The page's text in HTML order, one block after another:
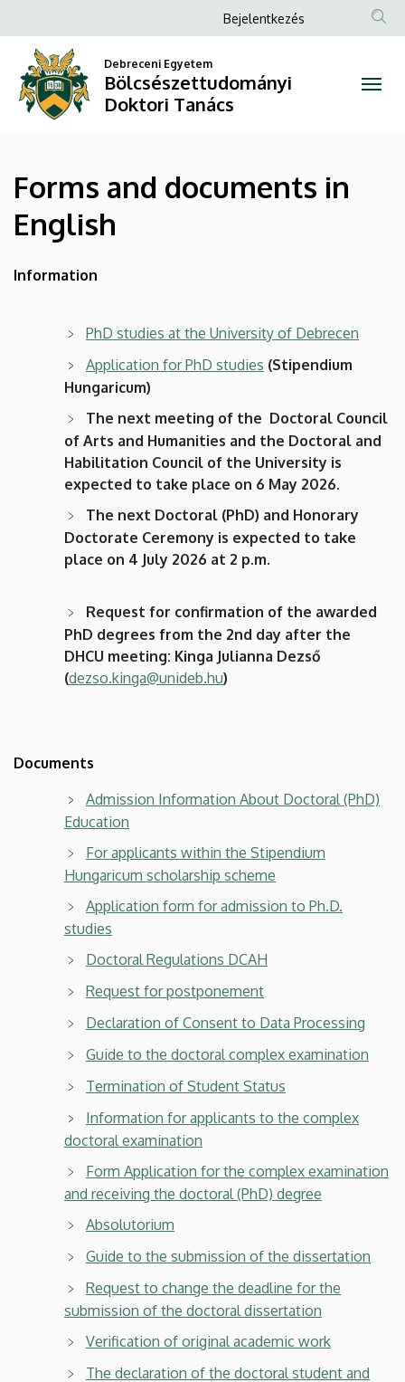
and
documents
Bölcsészettudományi
Doktori
a
tartalomra
Anonim
fiók
menüje
Bejelentkezés
Debreceni Egyetem
Bölcsészettudományi
Doktori Tanács
Forms and documents in
English
Information
PhD studies at the University of Debrecen
Application for PhD studies (Stipendium
Hungaricum)
The next meeting of the Doctoral Council
of Arts and Humanities and the Doctoral and
Habilitation Council of the University is
expected to take place on 6 May 2026.
The next Doctoral (PhD) and Honorary
Doctorate Ceremony is expected to take
place on 4 July 2026 at 2 p.m.
Request for confirmation of the awarded
PhD degrees from the 2nd day after the
DHCU meeting: Kinga Julianna Dezső
(dezso.kinga@unideb.hu)
Documents
Admission Information About Doctoral (PhD)
Education
For applicants within the Stipendium
Hungaricum scholarship scheme
Application form for admission to Ph.D.
studies
Doctoral Regulations DCAH
Request for postponement
Declaration of Consent to Data Processing
Guide to the doctoral complex examination
Termination of Student Status
Information for applicants to the complex
doctoral examination
Form Application for the complex examination
and receiving the doctoral (PhD) degree
Absolutorium
Guide to the submission of the dissertation
Request to change the deadline for the
submission of the doctoral dissertation
Verification of original academic work
The declaration of the doctoral student and